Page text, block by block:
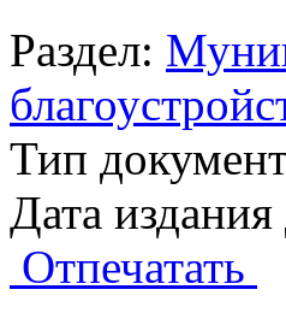
Раздел:
Тип
Дата
Отпечатать